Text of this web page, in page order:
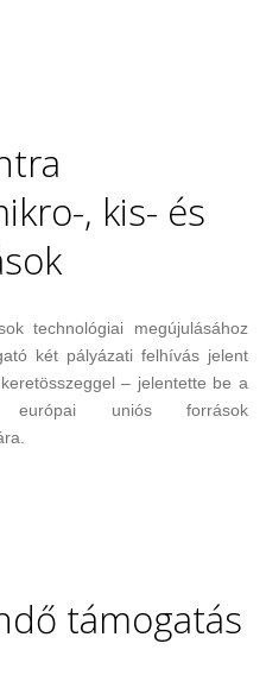
, kis- és
technológiai megújulásához
két pályázati felhívás jelent
– jelentette be a
európai uniós források
támogatás